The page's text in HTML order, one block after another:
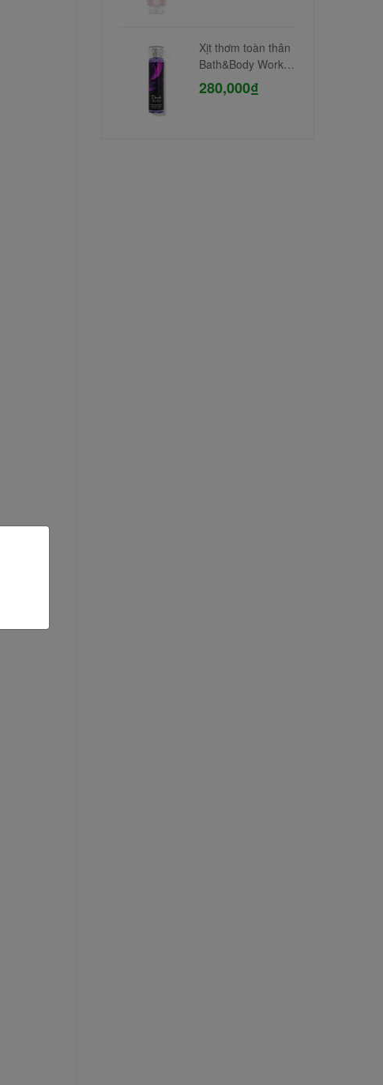
Xịt thơm toàn thân
Bath&Body Works
#Dark Kiss
280,000₫